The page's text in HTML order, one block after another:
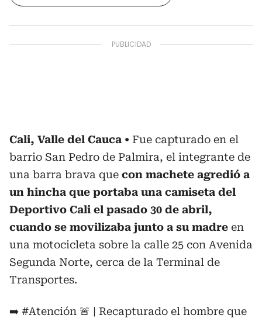
Cali, Valle del Cauca
Fue capturado en el
barrio San Pedro de Palmira, el integrante de
una barra brava que con machete agredió a
un hincha que portaba una camiseta del
Deportivo Cali el pasado 30 de abril,
cuando se movilizaba junto a su madre en
una motocicleta sobre la calle 25 con Avenida
Segunda Norte, cerca de la Terminal de
Transportes.
➡️ #Atención 🚨 | Recapturado el hombre que